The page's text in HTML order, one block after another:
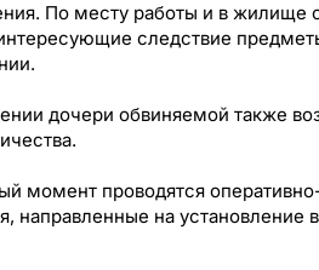
По месту работы и в жилище
следствие
дочери обвиняемой также
момент проводятся
направленные на установление